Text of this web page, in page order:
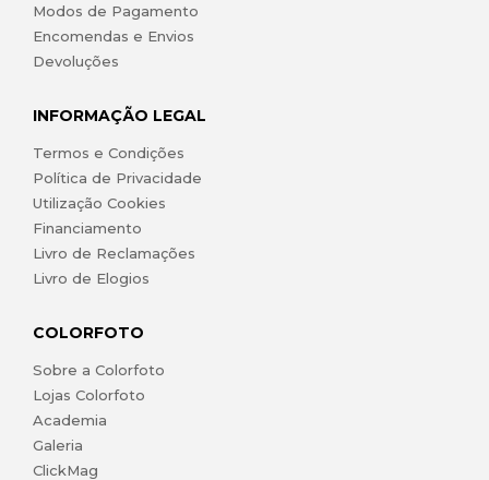
Modos de Pagamento
Encomendas e Envios
Devoluções
INFORMAÇÃO LEGAL
Termos e Condições
Política de Privacidade
Utilização Cookies
Financiamento
Livro de Reclamações
Livro de Elogios
COLORFOTO
Sobre a Colorfoto
Lojas Colorfoto
Academia
Galeria
ClickMag